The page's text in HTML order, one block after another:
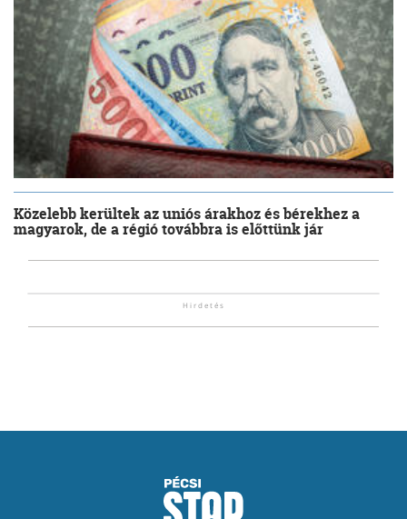
Közelebb kerültek az uniós árakhoz és bérekhez a
magyarok, de a régió továbbra is előttünk jár